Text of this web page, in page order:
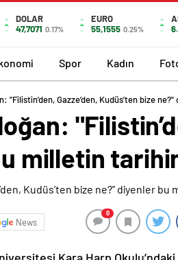
DOLAR
47,7071 0.17%
EURO
55,1555 0.25%
Spor Kadın
"Filistin’den, Gazze’den, Kudüs’ten bize
milletin
News
0